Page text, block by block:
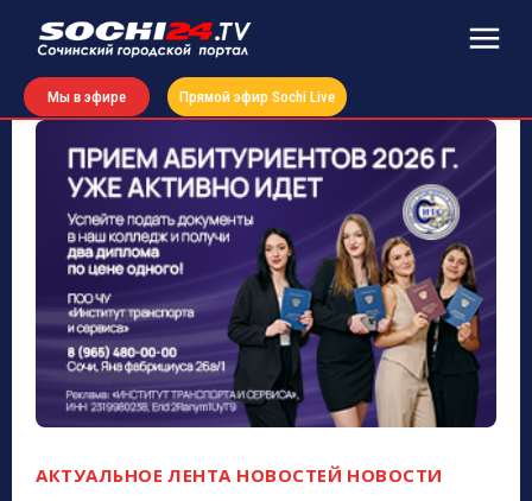
Мы в эфире Прямой эфир Sochi Live
АКТУАЛЬНОЕ ЛЕНТА НОВОСТЕЙ НОВОСТИ